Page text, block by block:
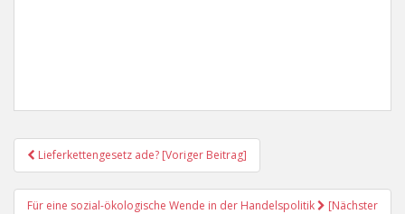
Post
Navigation
Lieferkettengesetz ade? [Voriger Beitrag]
Für eine sozial-ökologische Wende in der Handelspolitik
[Nächster